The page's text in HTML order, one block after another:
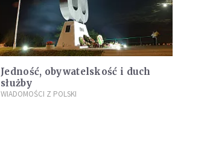
Jedność, obywatelskość i duch
służby
WIADOMOŚCI Z POLSKI